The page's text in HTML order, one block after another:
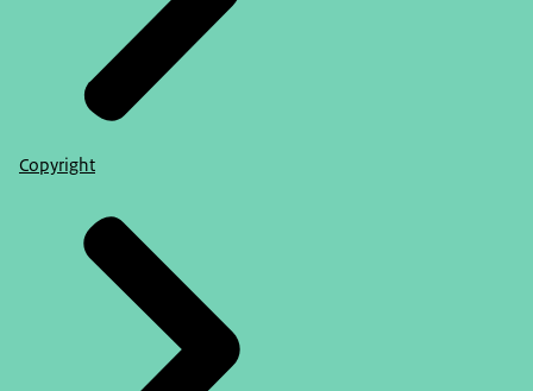
Copyright